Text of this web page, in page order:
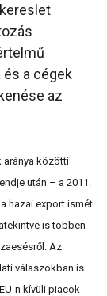
a cégek
az
aránya közötti
után – a 2011.
hazai export ismét
is többen
Az
válaszokban is.
n kívüli piacok